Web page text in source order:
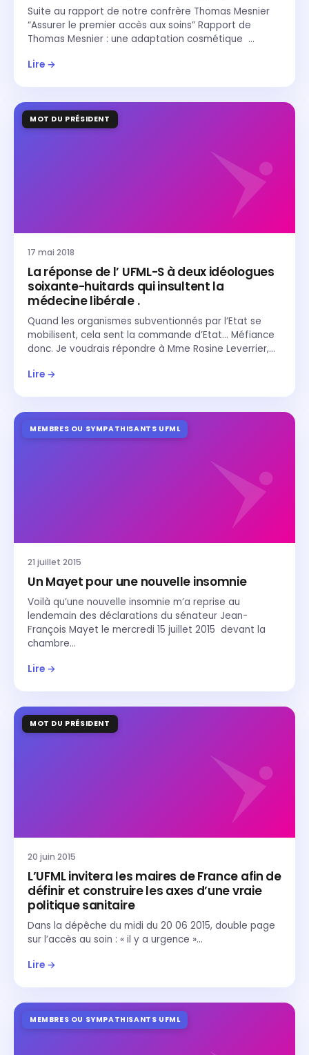
Suite au rapport de notre confrère Thomas Mesnier
“Assurer le premier accès aux soins” Rapport de
Thomas Mesnier : une adaptation cosmétique …
Lire →
MOT DU PRÉSIDENT
17 mai 2018
La réponse de l’ UFML-S à deux idéologues
soixante-huitards qui insultent la
médecine libérale .
Quand les organismes subventionnés par l’Etat se
mobilisent, cela sent la commande d’Etat… Méfiance
donc. Je voudrais répondre à Mme Rosine Leverrier,…
Lire →
MEMBRES OU SYMPATHISANTS UFML
21 juillet 2015
Un Mayet pour une nouvelle insomnie
Voilà qu’une nouvelle insomnie m’a reprise au
lendemain des déclarations du sénateur Jean-
François Mayet le mercredi 15 juillet 2015 devant la
chambre…
Lire →
MOT DU PRÉSIDENT
20 juin 2015
L’UFML invitera les maires de France afin de
définir et construire les axes d’une vraie
politique sanitaire
Dans la dépêche du midi du 20 06 2015, double page
sur l’accès au soin : « il y a urgence »…
Lire →
MEMBRES OU SYMPATHISANTS UFML